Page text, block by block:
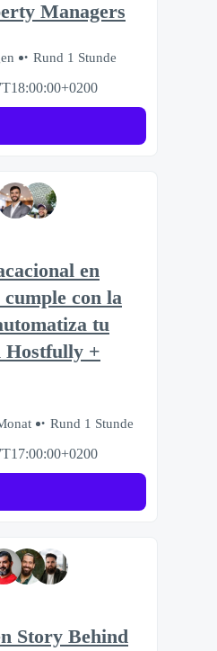
Managers
Rund 1 Stunde
en
con la
tu
Hostfully +
Rund 1 Stunde
Story Behind